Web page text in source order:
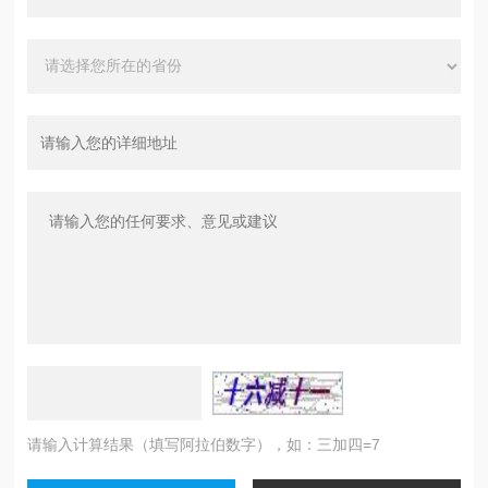
请输入计算结果（填写阿拉伯数字），如：三加四=7